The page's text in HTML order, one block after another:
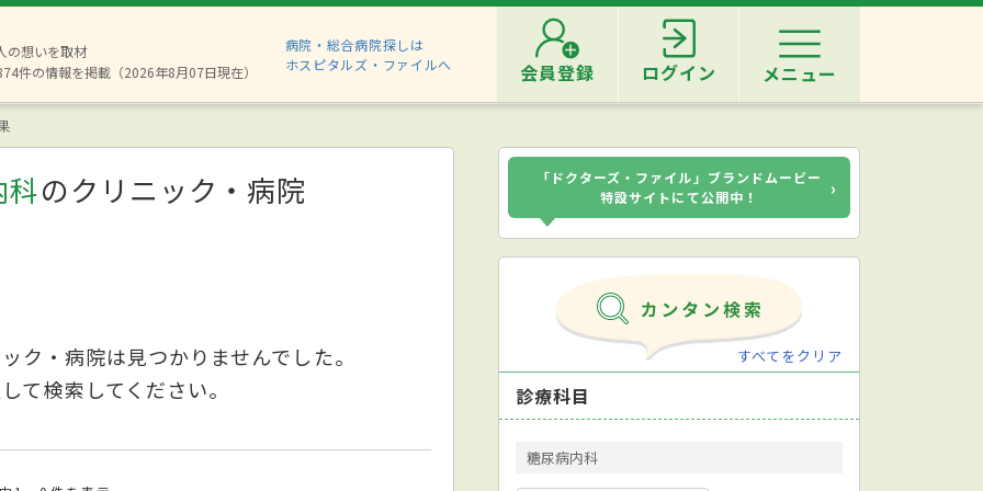
の想いを取材
件の情報を掲載（2026年8月07日現在）
病院・総合病院探しは
ホスピタルズ・ファイルへ
会員登録 ログイン メニュー
科のクリニック・病院
ク・病院は見つかりませんでした。
て検索してください。
「ドクターズ・ファイル」ブランドムービー
特設サイトにて公開中！
›
すべてをクリア
診療科目
糖尿病内科